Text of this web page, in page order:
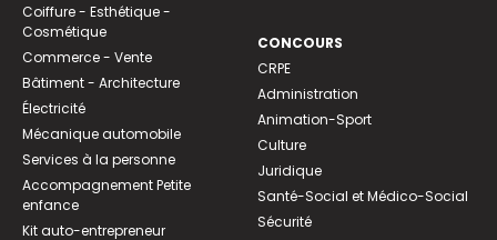
Coiffure - Esthétique -
Cosmétique
Commerce - Vente
Bâtiment - Architecture
Électricité
Mécanique automobile
Services à la personne
Accompagnement Petite
enfance
Kit auto-entrepreneur
CONCOURS
CRPE
Administration
Animation-Sport
Culture
Juridique
Santé-Social et Médico-Social
Sécurité